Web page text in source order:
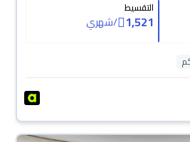
التقسيط
1,521
/شهري